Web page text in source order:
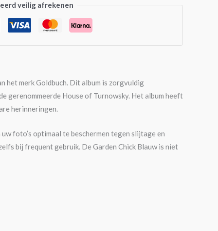
veilig afrekenen
het merk Goldbuch. Dit album is zorgvuldig
gerenommeerde House of Turnowsky. Het album heeft
herinneringen.
foto’s optimaal te beschermen tegen slijtage en
bij frequent gebruik. De Garden Chick Blauw is niet